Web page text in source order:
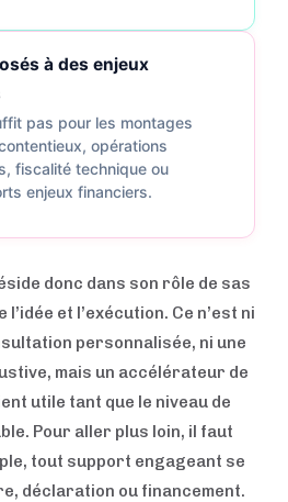
à des enjeux
pas pour les montages
opérations
fiscalité technique ou
enjeux financiers.
donc dans son rôle de sas
et l’exécution. Ce n’est ni
personnalisée, ni une
mais un accélérateur de
utile tant que le niveau de
Pour aller plus loin, il faut
tout support engageant se
déclaration ou financement.